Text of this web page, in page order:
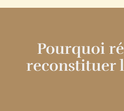
Pourquoi
reconstituer